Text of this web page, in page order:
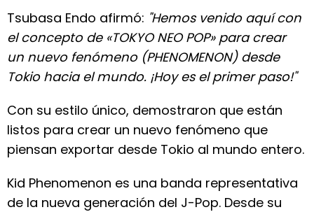
Tsubasa Endo afirmó: "Hemos venido aquí con
el concepto de «TOKYO NEO POP» para crear
un nuevo fenómeno (PHENOMENON) desde
Tokio hacia el mundo. ¡Hoy es el primer paso!"
Con su estilo único, demostraron que están
listos para crear un nuevo fenómeno que
piensan exportar desde Tokio al mundo entero.
Kid Phenomenon es una banda representativa
de la nueva generación del J-Pop. Desde su